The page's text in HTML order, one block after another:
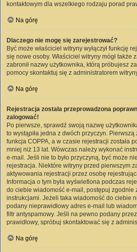
kontaktowym dla wszelkiego rodzaju porad
Na górę
Dlaczego nie mogę się zarejestrować?
Być może właściciel witryny wyłączył funkcję
się nowe osoby. Właściciel witryny mógł także
zabronił nazwy użytkownika, którą próbujesz
pomocy skontaktuj się z administratorem
Na górę
Rejestracja została przeprowadzona
zalogować!
Po pierwsze, sprawdź swoją nazwę
to wystąpiła jedna z dwóch przyczyn. Pierwszą
funkcja COPPA, a w czasie rejestracji została
mniej niż 13 lat. Wówczas należy wykonać
e-mail. Jeśli nie to było przyczyną, być może
rejestracja. Niektóre witryny przed pierwszym
aktywowania rejestracji przez osobę
Informacja o tym była wyświetlona podczas
do ciebie wiadomość e-mail, postępuj zgodnie
instrukcjami. Jeżeli taka wiadomość do ciebie
podany nieprawidłowy adres e-mail lub
filtr antyspamowy. Jeśli na pewno podany
prawidłowy, spróbuj skontaktować się z
Na górę